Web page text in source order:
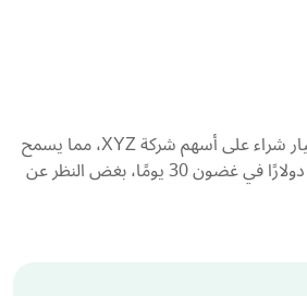
مثال: يشتري المتداول خيار شراء على أسهم شركة XYZ، مما يسمح
له بشراء السهم بسعر 50 دولارًا في غضون 30 يومًا، بغض النظر عن